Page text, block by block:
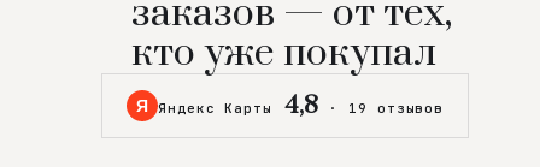
заказов — от тех,
кто уже покупал
Я Яндекс Карты 4,8 · 19 отзывов